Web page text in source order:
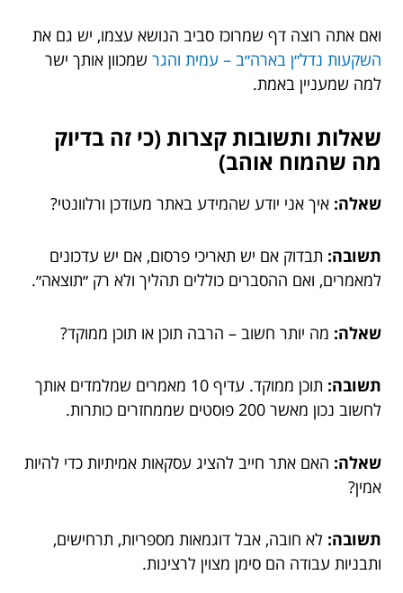
ואם אתה רוצה דף שמרוכז סביב הנושא עצמו, יש גם את
השקעות נדל״ן בארה״ב – עמית והגר שמכוון אותך ישר
למה שמעניין באמת.
שאלות ותשובות קצרות (כי זה בדיוק
מה שהמוח אוהב)
שאלה: איך אני יודע שהמידע באתר מעודכן ורלוונטי?
תשובה: תבדוק אם יש תאריכי פרסום, אם יש עדכונים
למאמרים, ואם ההסברים כוללים תהליך ולא רק ״תוצאה״.
שאלה: מה יותר חשוב – הרבה תוכן או תוכן ממוקד?
תשובה:
תוכן ממוקד. עדיף 10 מאמרים שמלמדים אותך
לחשוב נכון מאשר 200 פוסטים שממחזרים כותרות.
שאלה: האם אתר חייב להציג עסקאות אמיתיות כדי להיות
אמין?
תשובה: לא חובה, אבל דוגמאות מספריות, תרחישים,
ותבניות עבודה הם סימן מצוין לרצינות.